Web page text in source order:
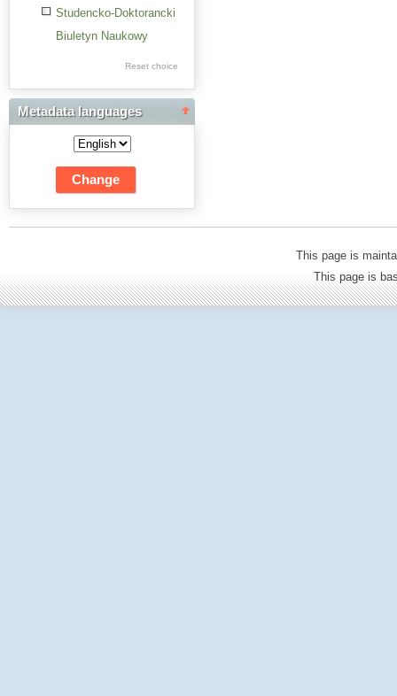
Studencko-Doktorancki
Biuletyn Naukowy
Res Academicae
Science Project Scripts
Biuletyn Informacyjny
WSP w Częstochowie
Reset choice
Metadata languages
This page is
This page is